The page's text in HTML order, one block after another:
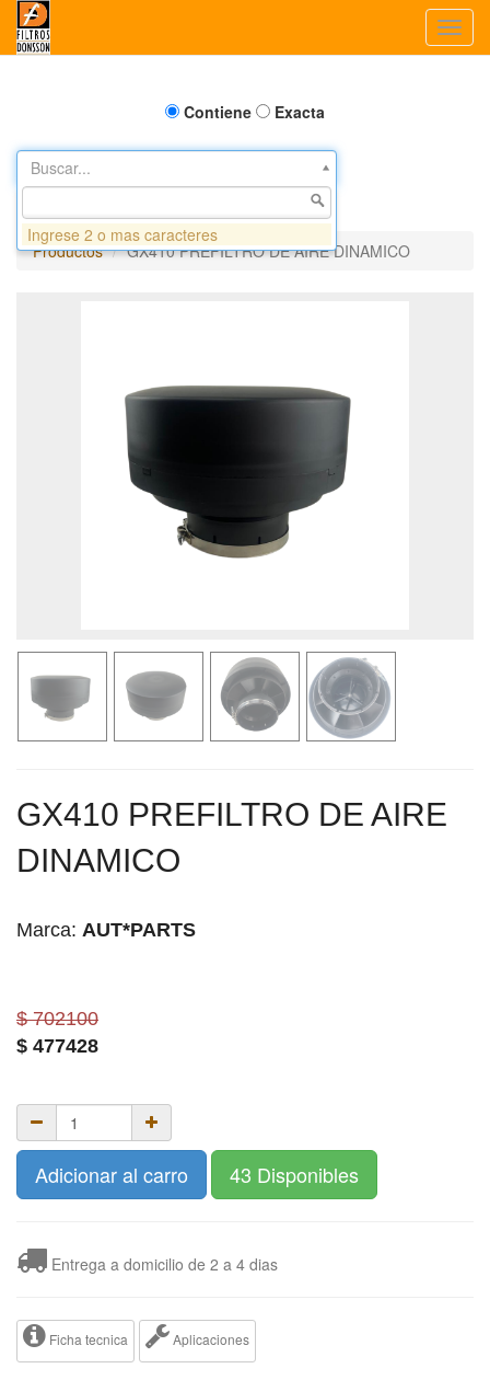
Contiene Exacta
Buscar...
Productos GX410 PREFILTRO DE AIRE DINAMICO
GX410 PREFILTRO DE AIRE
DINAMICO
Marca: AUT*PARTS
$ 702100
$ 477428
Adicionar al carro 43 Disponibles
Entrega a domicilio de 2 a 4 dias
Ficha tecnica Aplicaciones
Ingrese 2 o mas caracteres